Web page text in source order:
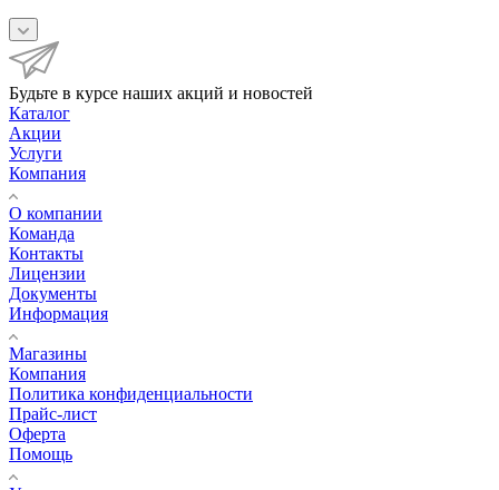
Будьте в курсе наших акций и новостей
Каталог
Акции
Услуги
Компания
О компании
Команда
Контакты
Лицензии
Документы
Информация
Магазины
Компания
Политика конфиденциальности
Прайс-лист
Оферта
Помощь